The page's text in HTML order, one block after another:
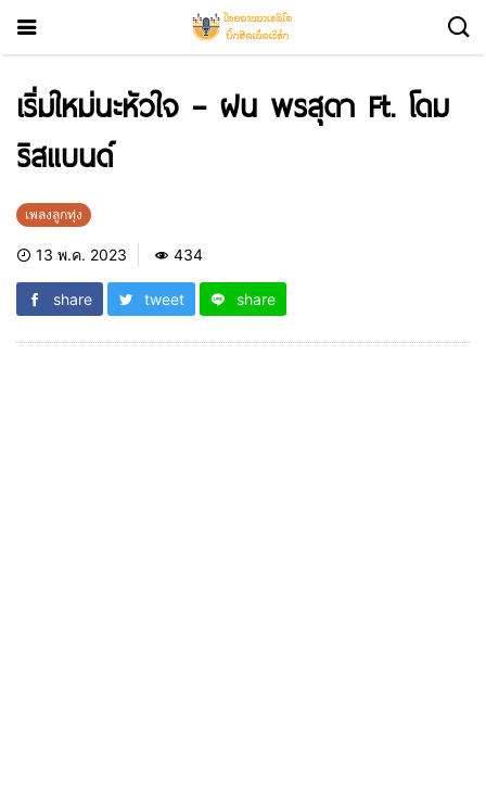
เริ่มใหม่นะหัวใจ – ฝน พรสุดา Ft. โดม
ริสแบนด์
เพลงลูกทุ่ง
13 พ.ค. 2023 434
share tweet share